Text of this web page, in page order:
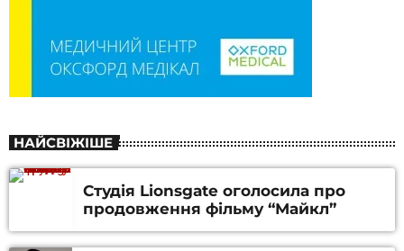
НАЙСВІЖІШЕ
Студія Lionsgate оголосила про
продовження фільму “Майкл”